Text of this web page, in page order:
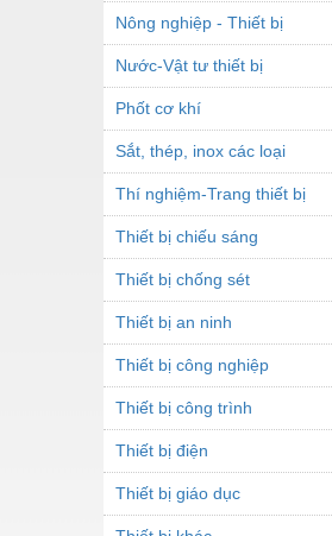
Nông nghiệp - Thiết bị
Nước-Vật tư thiết bị
Phốt cơ khí
Sắt, thép, inox các loại
Thí nghiệm-Trang thiết bị
Thiết bị chiếu sáng
Thiết bị chống sét
Thiết bị an ninh
Thiết bị công nghiệp
Thiết bị công trình
Thiết bị điện
Thiết bị giáo dục